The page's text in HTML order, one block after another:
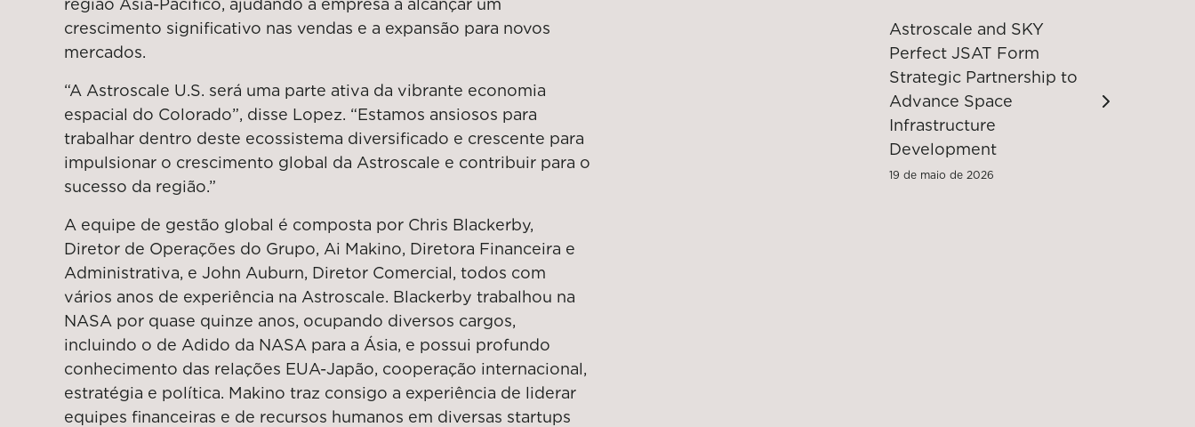
região Ásia-Pacífico, ajudando a empresa a alcançar um
crescimento significativo nas vendas e a expansão para novos
mercados.
“A Astroscale U.S. será uma parte ativa da vibrante economia
espacial do Colorado”, disse Lopez. “Estamos ansiosos para
trabalhar dentro deste ecossistema diversificado e crescente para
impulsionar o crescimento global da Astroscale e contribuir para o
sucesso da região.”
A equipe de gestão global é composta por Chris Blackerby,
Diretor de Operações do Grupo, Ai Makino, Diretora Financeira e
Administrativa, e John Auburn, Diretor Comercial, todos com
vários anos de experiência na Astroscale. Blackerby trabalhou na
NASA por quase quinze anos, ocupando diversos cargos,
incluindo o de Adido da NASA para a Ásia, e possui profundo
conhecimento das relações EUA-Japão, cooperação internacional,
estratégia e política. Makino traz consigo a experiência de liderar
equipes financeiras e de recursos humanos em diversas startups
Astroscale and SKY
Perfect JSAT Form
Strategic Partnership to
Advance Space
Infrastructure
Development
19 de maio de 2026